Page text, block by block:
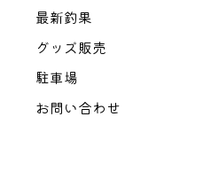
最新釣果
グッズ販売
駐車場
お問い合わせ